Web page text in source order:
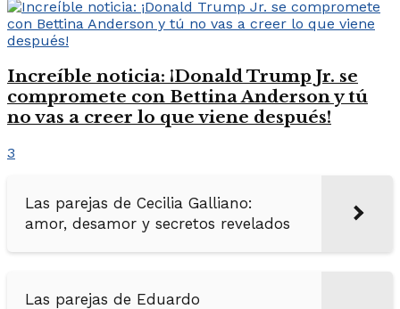
Increíble noticia: ¡Donald Trump Jr. se
compromete con Bettina Anderson y tú
no vas a creer lo que viene después!
3
Las parejas de Cecilia Galliano:
amor, desamor y secretos revelados
Las parejas de Eduardo